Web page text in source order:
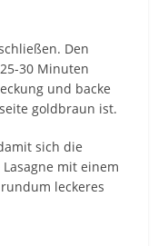
Den
30 Minuten
und backe
goldbraun ist.
sich die
mit einem
leckeres